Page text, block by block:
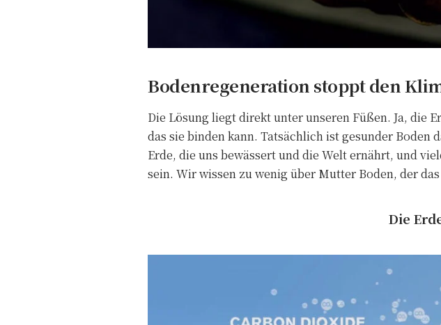
Bodenregeneration stoppt den
Die Lösung liegt direkt unter unseren Füßen. Ja, die
das sie binden kann. Tatsächlich ist gesunder Boden
Erde, die uns bewässert und die Welt ernährt, und
sein. Wir wissen zu wenig über Mutter Boden, der
Die